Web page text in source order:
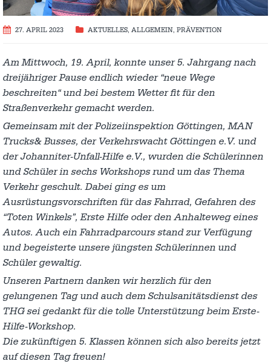
27. APRIL 2023 AKTUELLES, ALLGEMEIN, PRÄVENTION
Am Mittwoch, 19. April, konnte unser 5. Jahrgang nach
dreijähriger Pause endlich wieder “neue Wege
beschreiten“ und bei bestem Wetter fit für den
Straßenverkehr gemacht werden.
Gemeinsam mit der Polizeiinspektion Göttingen, MAN
Trucks& Busses, der Verkehrswacht Göttingen e.V. und
der Johanniter-Unfall-Hilfe e.V., wurden die Schülerinnen
und Schüler in sechs Workshops rund um das Thema
Verkehr geschult. Dabei ging es um
Ausrüstungsvorschriften für das Fahrrad, Gefahren des
“Toten Winkels”, Erste Hilfe oder den Anhalteweg eines
Autos. Auch ein Fahrradparcours stand zur Verfügung
und begeisterte unsere jüngsten Schülerinnen und
Schüler gewaltig.
Unseren Partnern danken wir herzlich für den
gelungenen Tag und auch dem Schulsanitätsdienst des
THG sei gedankt für die tolle Unterstützung beim Erste-
Hilfe-Workshop.
Die zukünftigen 5. Klassen können sich also bereits jetzt
auf diesen Tag freuen!